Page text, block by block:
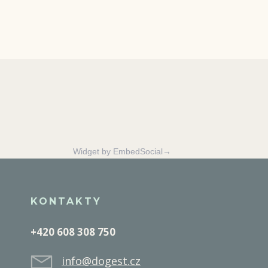
Widget by EmbedSocial→
KONTAKTY
+420 608 308 750
info@dogest.cz